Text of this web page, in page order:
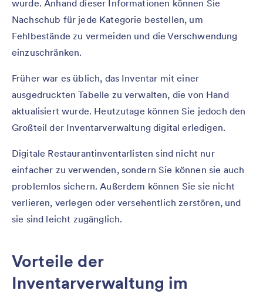
wurde. Anhand dieser Informationen können Sie
Nachschub für jede Kategorie bestellen, um
Fehlbestände zu vermeiden und die Verschwendung
einzuschränken.
Früher war es üblich, das Inventar mit einer
ausgedruckten Tabelle zu verwalten, die von Hand
aktualisiert wurde. Heutzutage können Sie jedoch den
Großteil der Inventarverwaltung digital erledigen.
Digitale Restaurantinventarlisten sind nicht nur
einfacher zu verwenden, sondern Sie können sie auch
problemlos sichern. Außerdem können Sie sie nicht
verlieren, verlegen oder versehentlich zerstören, und
sie sind leicht zugänglich.
Vorteile der
Inventarverwaltung im